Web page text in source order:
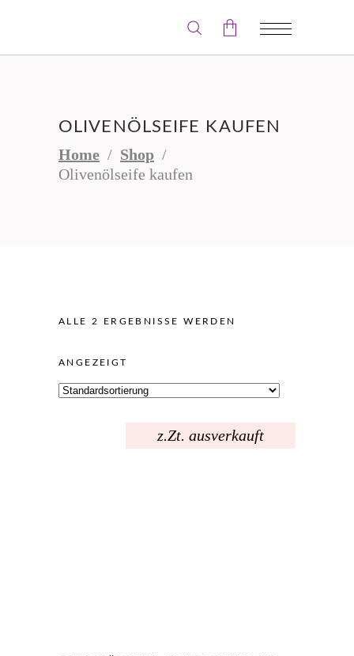
OLIVENÖLSEIFE KAUFEN
Home / Shop /
Olivenölseife kaufen
ALLE 2 ERGEBNISSE WERDEN
ANGEZEIGT
z.Zt. ausverkauft